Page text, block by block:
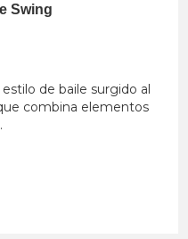
Swing
de baile surgido al
combina elementos